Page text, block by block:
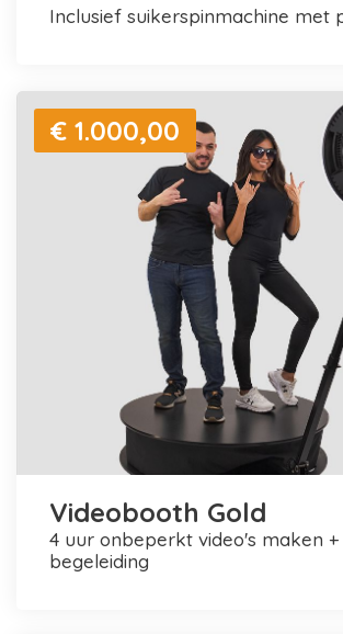
inclusief suikerspinmachine met
€ 1.000,00
Videobooth Gold
4 uur onbeperkt video's maken + personele
begeleiding